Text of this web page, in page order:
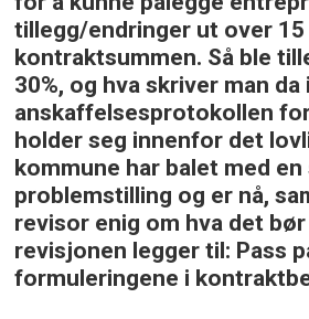
tillegg/endringer ut over 15
kontraktsummen. Så ble
30%, og hva skriver man da i
anskaffelsesprotokollen
holder seg innenfor det
kommune har balet med en
problemstilling og er nå,
revisor enig om hva det
revisjonen legger til: Pass
formuleringene i